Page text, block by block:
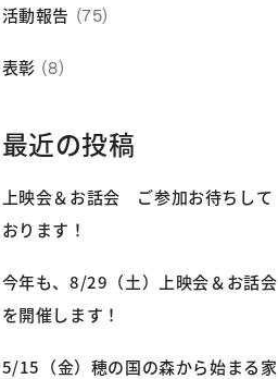
活動報告 (75)
表彰 (8)
最近の投稿
上映会＆お話会 ご参加お待ちして
おります！
今年も、8/29（土）上映会＆お話会
を開催します！
5/15（金）穂の国の森から始まる家